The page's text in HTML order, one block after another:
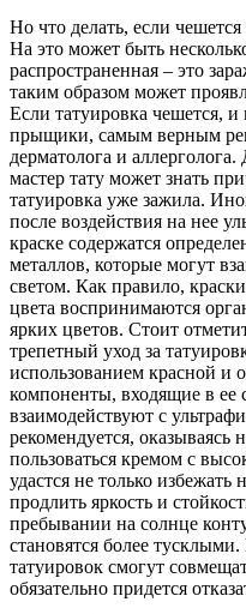
Но что делать, если
На это может быть
распространенная – это
таким образом может
Если татуировка чешется,
прыщики, самым верным
дерматолога и
мастер тату может знать
татуировка уже зажила.
после воздействия на нее
краске содержатся
металлов, которые могут
светом. Как правило,
цвета воспринимаются
ярких цветов. Стоит
трепетный уход за
использованием красной и
компоненты, входящие в ее
взаимодействуют с
рекомендуется, оказываясь
пользоваться кремом с
удастся не только
продлить яркость и
пребывании на солнце
становятся более
татуировок смогут
обязательно придется